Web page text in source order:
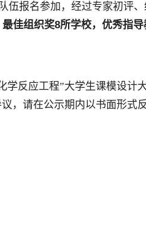
伍报名参加，经过专家初评、
佳组织奖8所学校，优秀指导
学反应工程”大学生课模设计
，请在公示期内以书面形式